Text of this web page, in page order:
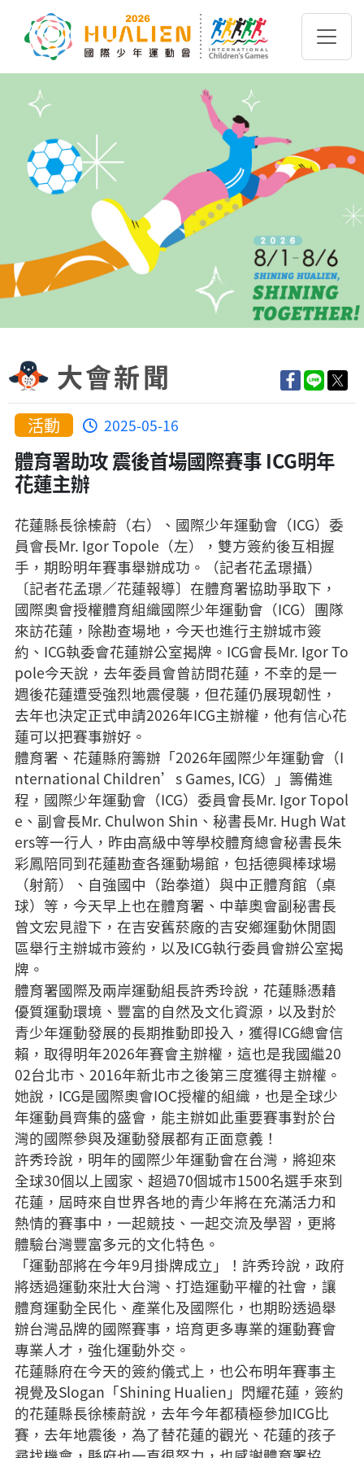
大會新聞
活動 2025-05-16
體育署助攻 震後首場國際賽事 ICG明年
花蓮主辦
花蓮縣長徐榛蔚（右）、國際少年運動會（ICG）委
員會長Mr. Igor Topole（左），雙方簽約後互相握
手，期盼明年賽事舉辦成功。（記者花孟璟攝）
〔記者花孟璟／花蓮報導〕在體育署協助爭取下，
國際奧會授權體育組織國際少年運動會（ICG）團隊
來訪花蓮，除勘查場地，今天也進行主辦城市簽
約、ICG執委會花蓮辦公室揭牌。ICG會長Mr. Igor To
pole今天說，去年委員會曾訪問花蓮，不幸的是一
週後花蓮遭受強烈地震侵襲，但花蓮仍展現韌性，
去年也決定正式申請2026年ICG主辦權，他有信心花
蓮可以把賽事辦好。
體育署、花蓮縣府籌辦「2026年國際少年運動會（I
nternational Children’s Games, ICG）」籌備進
程，國際少年運動會（ICG）委員會長Mr. Igor Topol
e、副會長Mr. Chulwon Shin、秘書長Mr. Hugh Wat
ers等一行人，昨由高級中等學校體育總會秘書長朱
彩鳳陪同到花蓮勘查各運動場館，包括德興棒球場
（射箭）、自強國中（跆拳道）與中正體育館（桌
球）等，今天早上也在體育署、中華奧會副秘書長
曾文宏見證下，在吉安舊菸廠的吉安鄉運動休閒園
區舉行主辦城市簽約，以及ICG執行委員會辦公室揭
牌。
體育署國際及兩岸運動組長許秀玲說，花蓮縣憑藉
優質運動環境、豐富的自然及文化資源，以及對於
青少年運動發展的長期推動即投入，獲得ICG總會信
賴，取得明年2026年賽會主辦權，這也是我國繼20
02台北市、2016年新北市之後第三度獲得主辦權。
她說，ICG是國際奧會IOC授權的組織，也是全球少
年運動員齊集的盛會，能主辦如此重要賽事對於台
灣的國際參與及運動發展都有正面意義！
許秀玲說，明年的國際少年運動會在台灣，將迎來
全球30個以上國家、超過70個城市1500名選手來到
花蓮，屆時來自世界各地的青少年將在充滿活力和
熱情的賽事中，一起競技、一起交流及學習，更將
體驗台灣豐富多元的文化特色。
「運動部將在今年9月掛牌成立」！許秀玲說，政府
將透過運動來壯大台灣、打造運動平權的社會，讓
體育運動全民化、產業化及國際化，也期盼透過舉
辦台灣品牌的國際賽事，培育更多專業的運動賽會
專業人才，強化運動外交。
花蓮縣府在今天的簽約儀式上，也公布明年賽事主
視覺及Slogan「Shining Hualien」閃耀花蓮，簽約
的花蓮縣長徐榛蔚說，去年今年都積極參加ICG比
賽，去年地震後，為了替花蓮的觀光、花蓮的孩子